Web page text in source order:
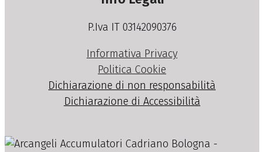
P.Iva IT 03142090376
Informativa Privacy
Politica Cookie
Dichiarazione di non responsabilità
Dichiarazione di Accessibilità